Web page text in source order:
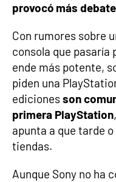
provocó más
Con rumores sobre
consola que pasaría
ende más potente,
piden una
edicionesson
primera PlayStation
apunta a que tarde
tiendas.
Aunque Sony no ha